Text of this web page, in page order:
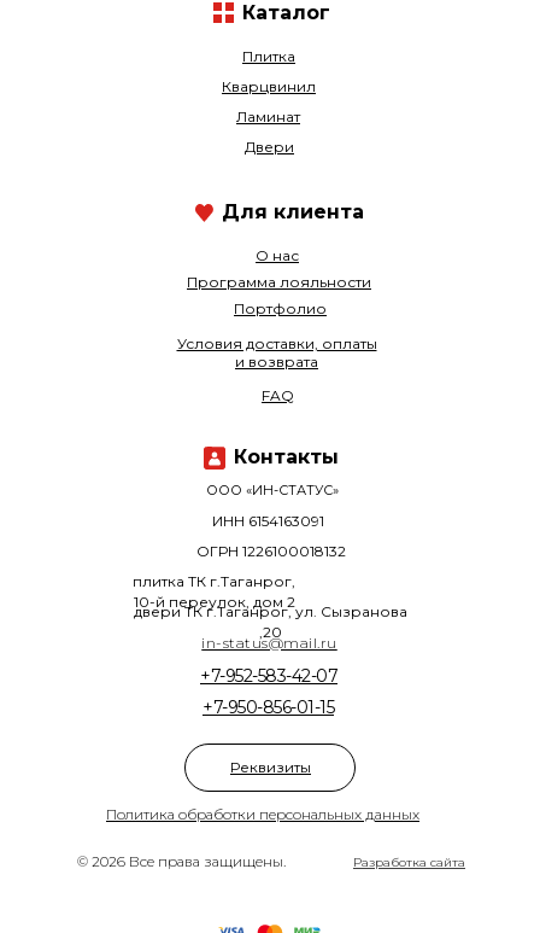
© 2026 Все права защищены.
Политика обработки персональных данных
Плитка
Кварцвинил
+7-950-856-01-15
+7-952-583-42-07
О нас
Ламинат
Программа лояльности
Двери
Портфолио
ООО «ИН-СТАТУС»
плитка ТК г.Таганрог,
10-й переулок, дом 2
двери ТК г.Таганрог, ул. Сызранова
,20
ОГРН 1226100018132
ИНН 6154163091
Разработка сайта
Условия доставки, оплаты
и возврата
FAQ
Каталог
in-status@mail.ru
Контакты
Для клиента
Реквизиты